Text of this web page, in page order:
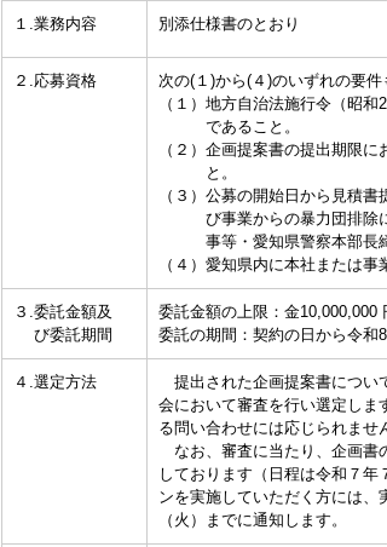
１.業務内容 別添仕様書のとおり
２.応募資格
次の(１)から(４)のいずれの要
（１）地方自治法施行令（昭
であること。
（２）企画提案書の提出期限
と。
（３）公募の開始日から見積
び事業からの暴力団排除に
事等・愛知県警察本部長締
（４）愛知県内に本社または
３.委託金額及
び委託期間
委託金額の上限：金10,000,000
委託の期間：契約の日から令和
４.選定方法
提出された企画提案書につい
会において審査を行い選定しま
る問い合わせには応じられませ
なお、審査に当たり、企画書
しております（日程は令和７
ンを実施していただく方には
（火）までに通知します。